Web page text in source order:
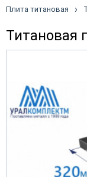
Плита титановая ›
Титановая